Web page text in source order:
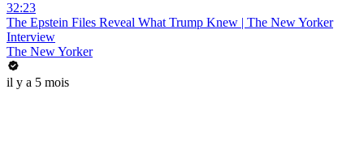
32:23
The Epstein Files Reveal What Trump Knew | The New Yorker
Interview
The New Yorker
il y a 5 mois